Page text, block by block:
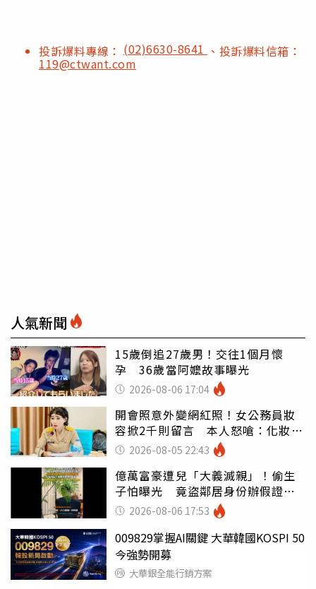
投訴爆料專線： (02)6630-8641 、投訴爆料信箱：
119@ctwant.com
人氣新聞
15歲倒追27歲男！交往1個月懷
孕 36歲當阿嬤故事曝光
2026-08-06 17:04
開會照意外變網紅照！女公務員妝
容掀2千則留言 本人怒嗆：化妝有
錯嗎2026-08-05 22:43
億萬富豪遭兒「大義滅親」！偷生
子怕曝光 竟盜鄰居身份辦假證落
戶 2026-08-06 17:53
009829掌握AI關鍵 大華韓國KOSPI 50
今強勢開募
大華銀全能行銷方案